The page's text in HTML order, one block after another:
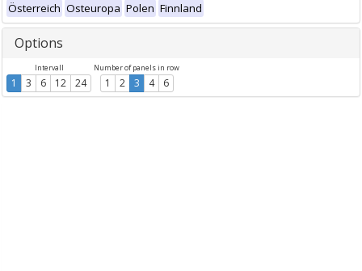
Österreich Osteuropa Polen Finnland
Options
Intervall
1 3 6 12 24
Number of panels in row
1 2 3 4 6